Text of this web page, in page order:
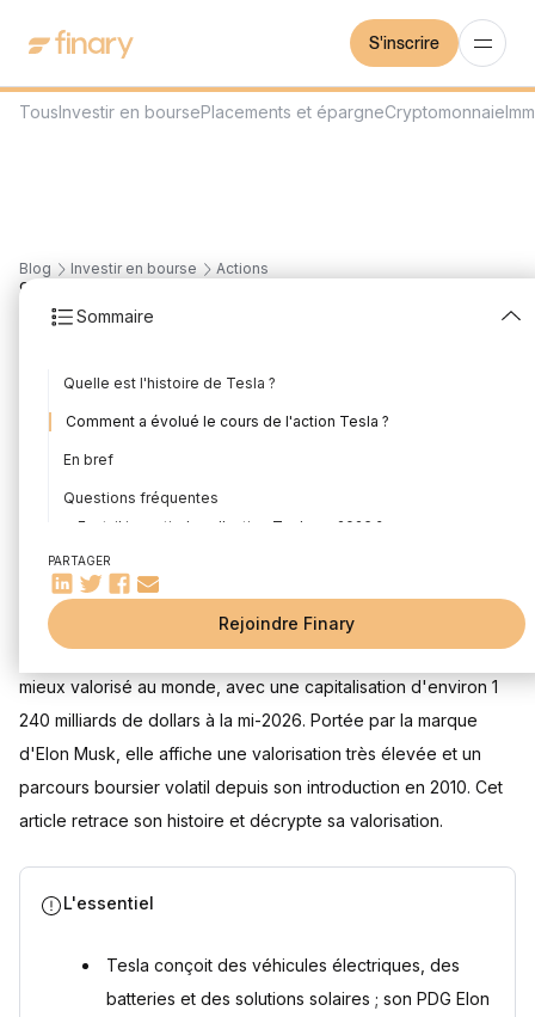
S'inscrire
TousInvestir en boursePlacements et épargneCryptomonnaie
Blog Investir en bourse Actions
Sommaire
Quelle est l'histoire de Tesla ?
Comment a évolué le cours de l'action Tesla ?
En bref
Questions fréquentes
Faut-il investir dans l'action Tesla en 2026 ?
Quelle est la capitalisation boursière de Tesla ?
Pourquoi l'action Tesla est-elle considérée comme chère ?
Comment investir dans l'action Tesla depuis la France ?
Sources
PARTAGER
Rejoindre Finary
9
histoire
Rédigé par
Mis à jour le 29 juillet 2026
L'action Tesla (TSLA) est le titre du constructeur automobile le
mieux valorisé au monde, avec une capitalisation d'environ 1
240 milliards de dollars à la mi-2026. Portée par la marque
d'Elon Musk, elle affiche une valorisation très élevée et un
parcours boursier volatil depuis son introduction en 2010. Cet
article retrace son histoire et décrypte sa valorisation.
L'essentiel
Tesla conçoit des véhicules électriques, des
batteries et des solutions solaires ; son PDG Elon